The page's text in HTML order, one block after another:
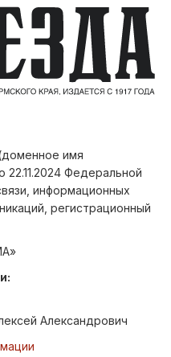
имя
22.11.2024 Федеральной
информационных
регистрационный
Александрович